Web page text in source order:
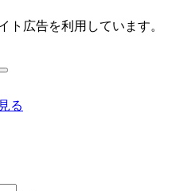
広告を利用しています。
る